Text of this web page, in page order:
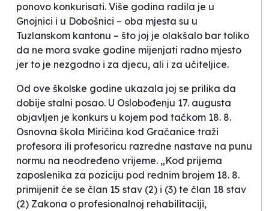
ponovo konkurisati. Više godina radila je u
Gnojnici i u Dobošnici – oba mjesta su u
Tuzlanskom kantonu – što joj je olakšalo bar toliko
da ne mora svake godine mijenjati radno mjesto
jer to je nezgodno i za djecu, ali i za učiteljice.
Od ove školske godine ukazala joj se prilika da
dobije stalni posao. U Oslobođenju 17. augusta
objavljen je konkurs u kojem pod tačkom 18. 8.
Osnovna škola Miričina kod Gračanice traži
profesora ili profesoricu razredne nastave na punu
normu na neodređeno vrijeme. „Kod prijema
zaposlenika za poziciju pod rednim brojem 18. 8.
primijenit će se član 15 stav (2) i (3) te član 18 stav
(2) Zakona o profesionalnoj rehabilitaciji,